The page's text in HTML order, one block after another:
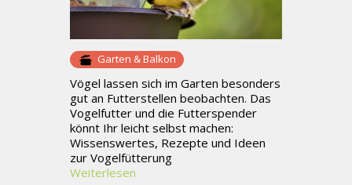
Garten & Balkon
Vögel lassen sich im Garten besonders
gut an Futterstellen beobachten. Das
Vogelfutter und die Futterspender
könnt Ihr leicht selbst machen:
Wissenswertes, Rezepte und Ideen
zur Vogelfütterung
Weiterlesen